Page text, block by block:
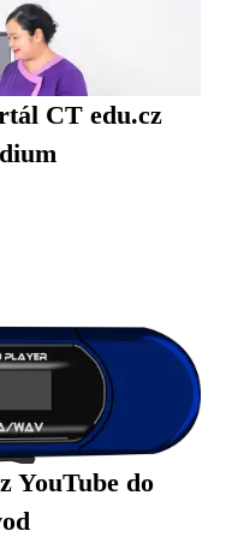
CT edu.cz
YouTube do